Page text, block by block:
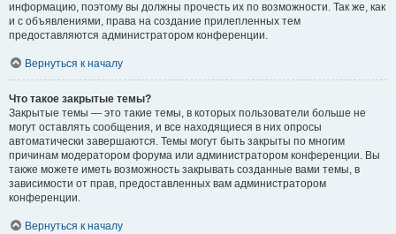
информацию, поэтому вы должны прочесть их по возможности. Так же, как
и с объявлениями, права на создание прилепленных тем
предоставляются администратором конференции.
Вернуться к началу
Что такое закрытые темы?
Закрытые темы — это такие темы, в которых пользователи больше не
могут оставлять сообщения, и все находящиеся в них опросы
автоматически завершаются. Темы могут быть закрыты по многим
причинам модератором форума или администратором конференции. Вы
также можете иметь возможность закрывать созданные вами темы, в
зависимости от прав, предоставленных вам администратором
конференции.
Вернуться к началу